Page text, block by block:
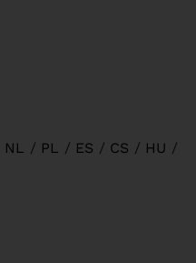
NL / PL / ES / CS / HU /